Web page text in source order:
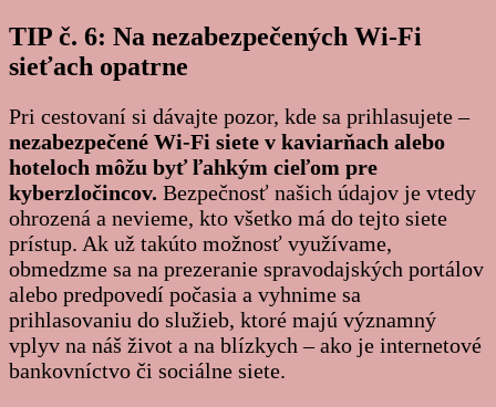
TIP č. 6: Na nezabezpečených Wi-Fi
sieťach opatrne
Pri cestovaní si dávajte pozor, kde sa prihlasujete –
nezabezpečené Wi-Fi siete v kaviarňach alebo
hoteloch môžu byť ľahkým cieľom pre
kyberzločincov. Bezpečnosť našich údajov je vtedy
ohrozená a nevieme, kto všetko má do tejto siete
prístup. Ak už takúto možnosť využívame,
obmedzme sa na prezeranie spravodajských portálov
alebo predpovedí počasia a vyhnime sa
prihlasovaniu do služieb, ktoré majú významný
vplyv na náš život a na blízkych – ako je internetové
bankovníctvo či sociálne siete.